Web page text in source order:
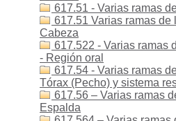
617.51 - Varias ramas
617.51 Varias ramas
Cabeza
617.522 - Varias ramas
- Región oral
617.54 - Varias ramas
Tórax (Pecho) y sistema
617.56 – Varias ramas
Espalda